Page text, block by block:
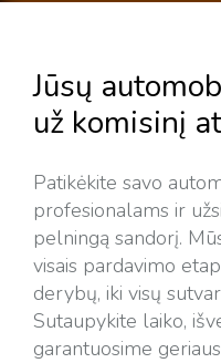
Jūsų
už komisinį
Patikėkite savo
profesionalams ir
pelningą sandorį.
visais pardavimo
derybų, iki visų
Sutaupykite laiko,
garantuosime